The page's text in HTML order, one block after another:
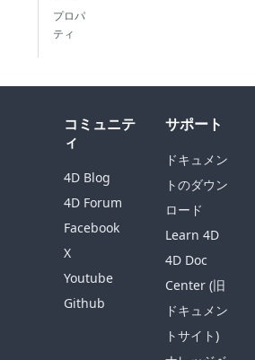
プロパ
ティ
コミュニテ
ィ
4D Blog
4D Forum
Facebook
X
Youtube
Github
サポート
ドキュメン
トのダウン
ロード
Learn 4D
4D Doc
Center (旧
ドキュメン
トサイト)